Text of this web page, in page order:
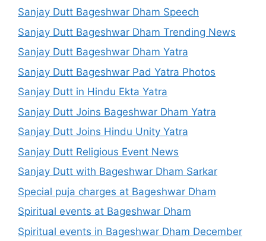
Sanjay Dutt Bageshwar Dham Speech
Sanjay Dutt Bageshwar Dham Trending News
Sanjay Dutt Bageshwar Dham Yatra
Sanjay Dutt Bageshwar Pad Yatra Photos
Sanjay Dutt in Hindu Ekta Yatra
Sanjay Dutt Joins Bageshwar Dham Yatra
Sanjay Dutt Joins Hindu Unity Yatra
Sanjay Dutt Religious Event News
Sanjay Dutt with Bageshwar Dham Sarkar
Special puja charges at Bageshwar Dham
Spiritual events at Bageshwar Dham
Spiritual events in Bageshwar Dham December